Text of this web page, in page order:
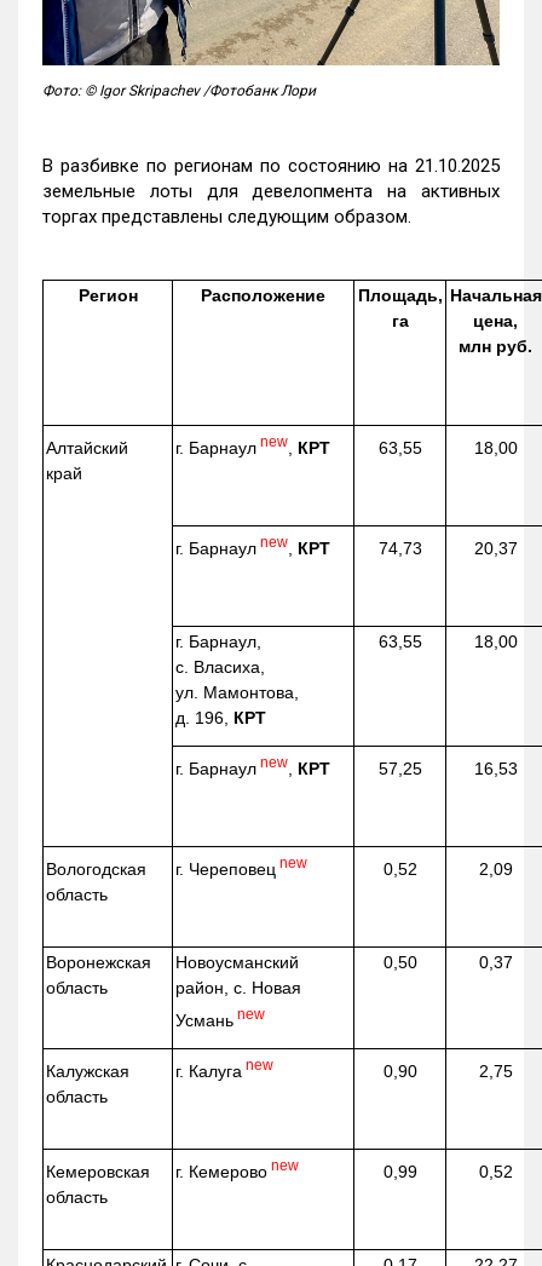
Фото: © Igor Skripachev /Фотобанк Лори
В разбивке по регионам по состоянию на 21.10.2025
земельные лоты для девелопмента на активных
торгах представлены следующим образом.
Регион Расположение
Площадь,
га
Начальная
цена,
млн руб.
Алтайский
край
г. Барнаул new КРТ 63,55 18,00
г. Барнаул new КРТ 74,73 20,37
г. Барнаул,
с. Власиха,
ул. Мамонтова,
д. 196, КРТ
63,55 18,00
г. Барнаул new КРТ 57,25 16,53
Вологодская
область
г. Череповец new 0,52 2,09
Воронежская
область
Новоусманский
район, с. Новая
Усмань new
0,50 0,37
Калужская
область
г. Калуга new 0,90 2,75
Кемеровская
область
г. Кемерово new 0,99 0,52